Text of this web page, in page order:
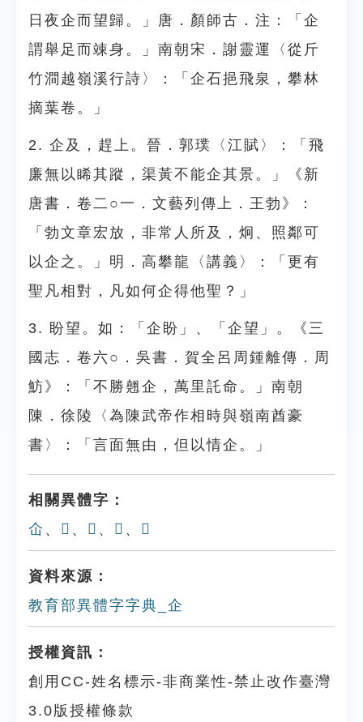
日夜企而望歸。」唐．顏師古．注：「企
謂舉足而竦身。」南朝宋．謝靈運〈從斤
竹澗越嶺溪行詩〉：「企石挹飛泉，攀林
摘葉卷。」
2. 企及，趕上。晉．郭璞〈江賦〉：「飛
廉無以睎其蹤，渠黃不能企其景。」《新
唐書．卷二○一．文藝列傳上．王勃》：
「勃文章宏放，非常人所及，炯、照鄰可
以企之。」明．高攀龍〈講義〉：「更有
聖凡相對，凡如何企得他聖？」
3. 盼望。如：「企盼」、「企望」。《三
國志．卷六○．吳書．賀全呂周鍾離傳．周
魴》：「不勝翹企，萬里託命。」南朝
陳．徐陵〈為陳武帝作相時與嶺南酋豪
書〉：「言面無由，但以情企。」
相關異體字：
仚 、 𠈮 、 𧾺 、 𧿍 、 𨀣
資料來源：
教育部異體字字典_企
授權資訊：
創用CC-姓名標示-非商業性-禁止改作臺灣
3.0版授權條款